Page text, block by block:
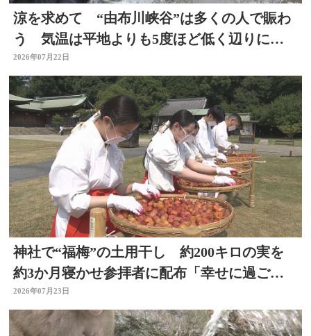
涼を求めて “由布川峡谷”は多くの人で賑わ
う 気温は平地よりも5度ほど低く辺りには
涼しい風も 大分
2026年07月22日
神社で“福梅”の土用干し 約200キロの実を
約3か月寝かせ参拝者に配布「幸せに過ごせ
るように」大分
2026年07月23日